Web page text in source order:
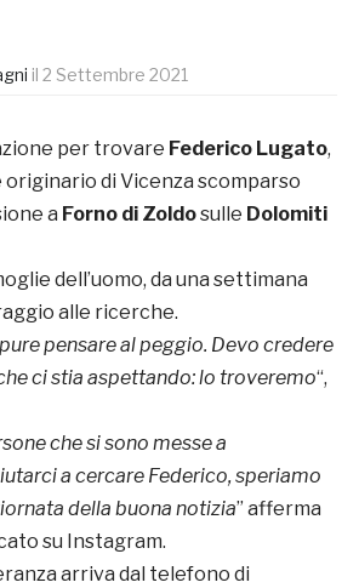
il 2 Settembre 2021
per trovare Federico Lugato,
di Vicenza scomparso
a Forno di Zoldosulle Dolomiti
dell’uomo, da una settimana
alle ricerche.
pensare al peggio. Devo credere
ci stia aspettando: lo troveremo“,
che si sono messe a
a cercare Federico, speriamo
della buona notizia” afferma
su Instagram.
arriva dal telefono di